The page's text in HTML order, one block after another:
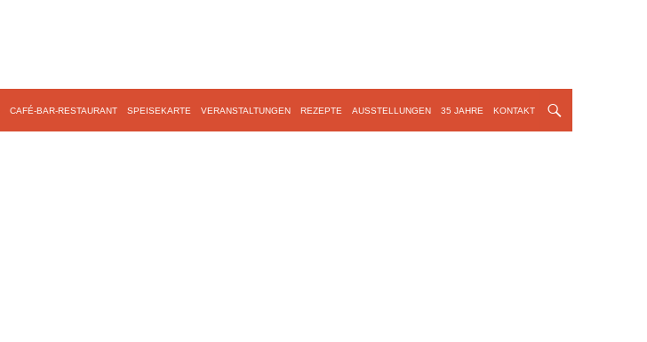
CAFÉ-BAR-RESTAURANT SPEISEKARTE VERANSTALTUNGEN REZEPTE AUSSTELLUNGEN 35 JAHRE KONTAKT